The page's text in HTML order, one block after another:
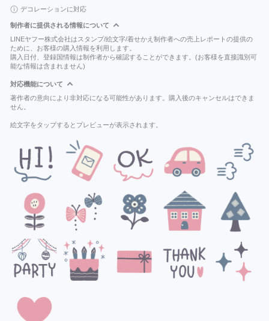
デコレーションに対応
制作者に提供される情報について
LINEヤフー株式会社はスタンプ/絵文字/着せかえ制作者への売上レポートの提供の
ために、お客様の購入情報を利用します。
購入日付、登録国情報は制作者から確認することができます。(お客様を直接識別可
能な情報は含まれません)
対応機能について
著作者の意向により非対応になる可能性があります。購入後のキャンセルはできま
せん。
絵文字をタップするとプレビューが表示されます。